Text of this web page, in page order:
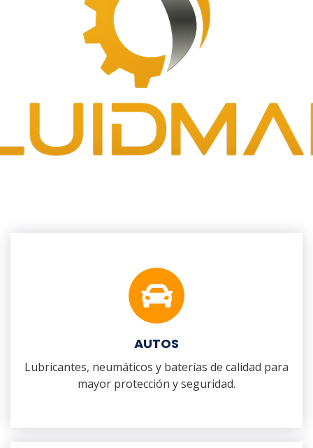
AUTOS
Lubricantes, neumáticos y baterías de calidad para
mayor protección y seguridad.